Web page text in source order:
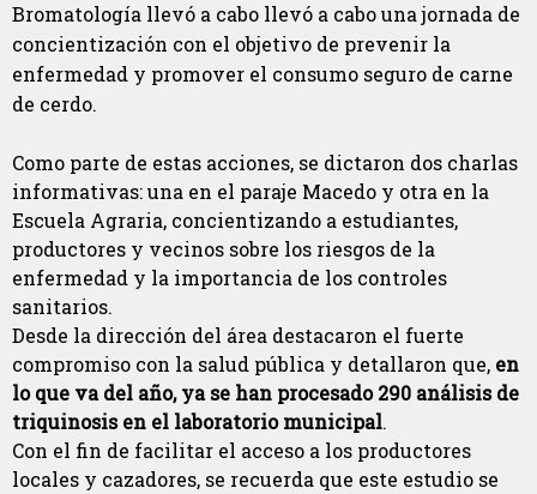
Bromatología llevó a cabo llevó a cabo una jornada de
concientización con el objetivo de prevenir la
enfermedad y promover el consumo seguro de carne
de cerdo.
Como parte de estas acciones, se dictaron dos charlas
informativas: una en el paraje Macedo y otra en la
Escuela Agraria, concientizando a estudiantes,
productores y vecinos sobre los riesgos de la
enfermedad y la importancia de los controles
sanitarios.
Desde la dirección del área destacaron el fuerte
compromiso con la salud pública y detallaron que, en
lo que va del año, ya se han procesado 290 análisis de
triquinosis en el laboratorio municipal.
Con el fin de facilitar el acceso a los productores
locales y cazadores, se recuerda que este estudio se